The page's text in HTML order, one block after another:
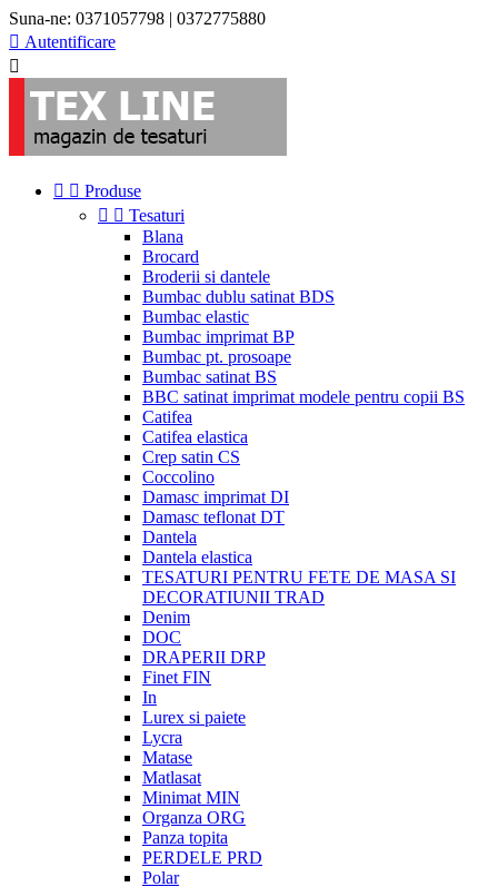
Suna-ne: 0371057798 | 0372775880
 Autentificare

  Produse
  Tesaturi
Blana
Brocard
Broderii si dantele
Bumbac dublu satinat BDS
Bumbac elastic
Bumbac imprimat BP
Bumbac pt. prosoape
Bumbac satinat BS
BBC satinat imprimat modele pentru copii BS
Catifea
Catifea elastica
Crep satin CS
Coccolino
Damasc imprimat DI
Damasc teflonat DT
Dantela
Dantela elastica
TESATURI PENTRU FETE DE MASA SI
DECORATIUNII TRAD
Denim
DOC
DRAPERII DRP
Finet FIN
In
Lurex si paiete
Lycra
Matase
Matlasat
Minimat MIN
Organza ORG
Panza topita
PERDELE PRD
Polar